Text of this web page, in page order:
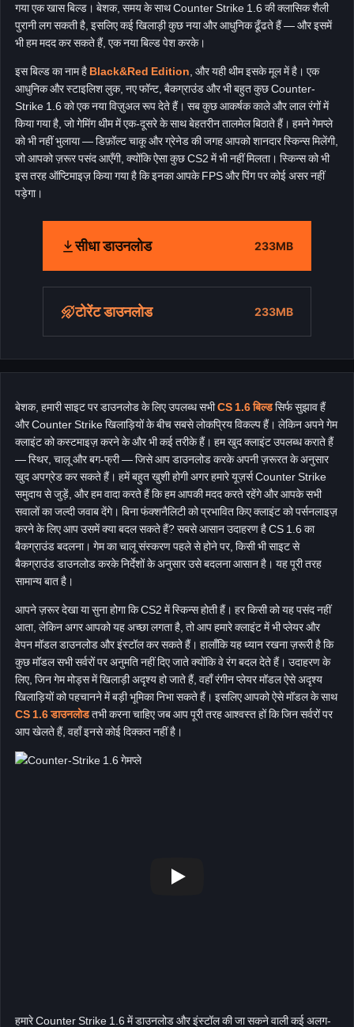
गया एक खास बिल्ड। बेशक, समय के साथ Counter Strike 1.6 की क्लासिक शैली
पुरानी लग सकती है, इसलिए कई खिलाड़ी कुछ नया और आधुनिक ढूँढते हैं — और इसमें
भी हम मदद कर सकते हैं, एक नया बिल्ड पेश करके।
इस बिल्ड का नाम है Black&Red Edition , और यही थीम इसके मूल में है। एक
आधुनिक और स्टाइलिश लुक, नए फॉन्ट, बैकग्राउंड और भी बहुत कुछ Counter-
Strike 1.6 को एक नया विज़ुअल रूप देते हैं। सब कुछ आकर्षक काले और लाल रंगों में
किया गया है, जो गेमिंग थीम में एक-दूसरे के साथ बेहतरीन तालमेल बिठाते हैं। हमने गेमप्ले
को भी नहीं भुलाया — डिफ़ॉल्ट चाकू और ग्रेनेड की जगह आपको शानदार स्किन्स मिलेंगी,
जो आपको ज़रूर पसंद आएँगी, क्योंकि ऐसा कुछ CS2 में भी नहीं मिलता। स्किन्स को भी
इस तरह ऑप्टिमाइज़ किया गया है कि इनका आपके FPS और पिंग पर कोई असर नहीं
पड़ेगा।
सीधा डाउनलोड 233MB
टोरेंट डाउनलोड 233MB
बेशक, हमारी साइट पर डाउनलोड के लिए उपलब्ध सभीCS 1.6 बिल्डसिर्फ सुझाव हैं
और Counter Strike खिलाड़ियों के बीच सबसे लोकप्रिय विकल्प हैं। लेकिन अपने गेम
क्लाइंट को कस्टमाइज़ करने के और भी कई तरीके हैं। हम खुद क्लाइंट उपलब्ध कराते हैं
— स्थिर, चालू और बग-फ्री — जिसे आप डाउनलोड करके अपनी ज़रूरत के अनुसार
खुद अपग्रेड कर सकते हैं। हमें बहुत खुशी होगी अगर हमारे यूज़र्स Counter Strike
समुदाय से जुड़ें, और हम वादा करते हैं कि हम आपकी मदद करते रहेंगे और आपके सभी
सवालों का जल्दी जवाब देंगे। बिना फंक्शनैलिटी को प्रभावित किए क्लाइंट को पर्सनलाइज़
करने के लिए आप उसमें क्या बदल सकते हैं? सबसे आसान उदाहरण है CS 1.6 का
बैकग्राउंड बदलना। गेम का चालू संस्करण पहले से होने पर, किसी भी साइट से
बैकग्राउंड डाउनलोड करके निर्देशों के अनुसार उसे बदलना आसान है। यह पूरी तरह
सामान्य बात है।
आपने ज़रूर देखा या सुना होगा कि CS2 में स्किन्स होती हैं। हर किसी को यह पसंद नहीं
आता, लेकिन अगर आपको यह अच्छा लगता है, तो आप हमारे क्लाइंट में भी प्लेयर और
वेपन मॉडल डाउनलोड और इंस्टॉल कर सकते हैं। हालाँकि यह ध्यान रखना ज़रूरी है कि
कुछ मॉडल सभी सर्वरों पर अनुमति नहीं दिए जाते क्योंकि वे रंग बदल देते हैं। उदाहरण के
लिए, जिन गेम मोड्स में खिलाड़ी अदृश्य हो जाते हैं, वहाँ रंगीन प्लेयर मॉडल ऐसे अदृश्य
खिलाड़ियों को पहचानने में बड़ी भूमिका निभा सकते हैं। इसलिए आपको ऐसे मॉडल के साथ
CS 1.6 डाउनलोडतभी करना चाहिए जब आप पूरी तरह आश्वस्त हों कि जिन सर्वरों पर
आप खेलते हैं, वहाँ इनसे कोई दिक्कत नहीं है।
हमारे Counter Strike 1.6 में डाउनलोड और इंस्टॉल की जा सकने वाली कई अलग-